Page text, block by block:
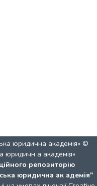
юридична академія» ©
юридичн а академія»
репозиторію
юридична ак адемія"